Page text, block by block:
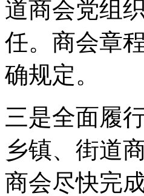
道商会党组
任。商会章
确规定。
三是全面履
乡镇、街道
商会尽快完